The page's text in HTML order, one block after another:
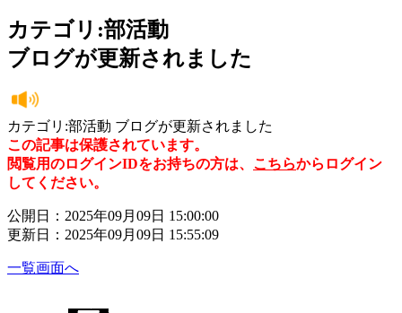
カテゴリ:部活動
ブログが更新されました
カテゴリ:部活動 ブログが更新されました
この記事は保護されています。
閲覧用のログインIDをお持ちの方は、 こちらからログイン
してください。
公開日：2025年09月09日 15:00:00
更新日：2025年09月09日 15:55:09
一覧画面へ